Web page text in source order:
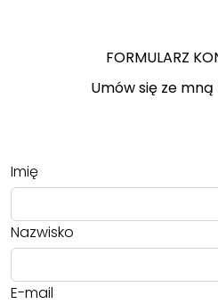
FORMULARZ
Umów się ze
Imię
Nazwisko
E-mail